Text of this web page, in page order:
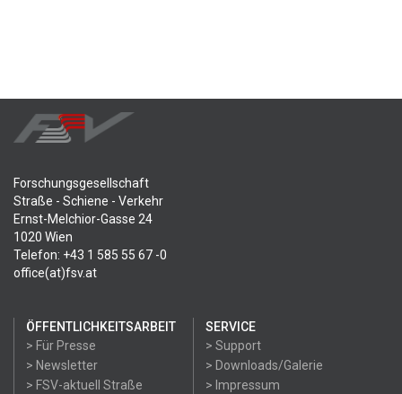
Forschungsgesellschaft
Straße - Schiene - Verkehr
Ernst-Melchior-Gasse 24
1020 Wien
Telefon: +43 1 585 55 67 -0
office(at)fsv.at
ÖFFENTLICHKEITSARBEIT
> Für Presse
> Newsletter
> FSV-aktuell Straße
SERVICE
> Support
> Downloads/Galerie
> Impressum